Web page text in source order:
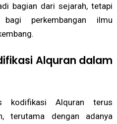
bagian dari sejarah, tetapi
perkembangan ilmu
Alquran dalam
kodifikasi Alquran terus
terutama dengan adanya